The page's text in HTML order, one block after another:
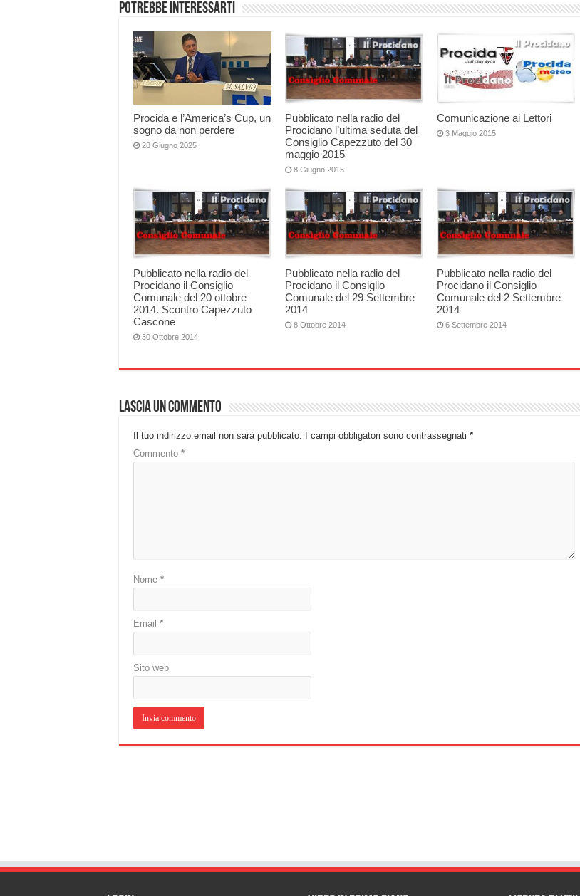
Potrebbe interessarti
Procida e l’America’s Cup, un
sogno da non perdere
28 Giugno 2025
Pubblicato nella radio del
Procidano l’ultima seduta del
Consiglio Capezzuto del 30
maggio 2015
8 Giugno 2015
Comunicazione ai Lettori
3 Maggio 2015
Pubblicato nella radio del
Procidano il Consiglio
Comunale del 20 ottobre
2014. Scontro Capezzuto
Cascone
30 Ottobre 2014
Pubblicato nella radio del
Procidano il Consiglio
Comunale del 29 Settembre
2014
8 Ottobre 2014
Pubblicato nella radio del
Procidano il Consiglio
Comunale del 2 Settembre
2014
6 Settembre 2014
Lascia un commento
Il tuo indirizzo email non sarà pubblicato. I campi obbligatori sono contrassegnati *
Commento *
Nome *
Email *
Sito web